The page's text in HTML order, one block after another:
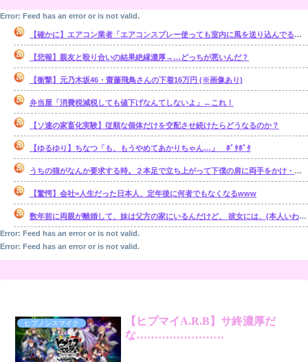
Error: Feed has an error or is not valid.
【確かに】エアコン業者「エアコンスプレー使っても室内に風を送り込んでるファンは汚いままですよ」
【悲報】親友と殴り合いの結果絶縁濃厚→…どっちが悪いんだ？
【衝撃】元乃木坂46・齋藤飛鳥さんの下着16万円 (※画像あり)
弁当屋「消費税減税しても値下げなんてしないよ」←これ！
【ソ連の家畜化実験】従順な個体だけを交配させ続けたらどうなるのか？
【ゆるゆり】ちなつ「も、もうやめてあかりちゃん…」 ﾎﾞﾀﾎﾞﾀ
うちの猫がなんか要求する時。２本足で立ち上がって下僕の肩に両手をかけ・・・【再】
【驚愕】会社=人生だった日本人、定年後に何者でもなくなるwww
数年前に両親が離婚して、妹は父方の家にいるんだけど、 彼女には、(本人いわく)霊感があるらしい。【再】
Error: Feed has an error or is not valid.
Error: Feed has an error or is not valid.
ヒプノシスマイク
【ヒプマイA.R.B】サ終濃厚だ
な……………………